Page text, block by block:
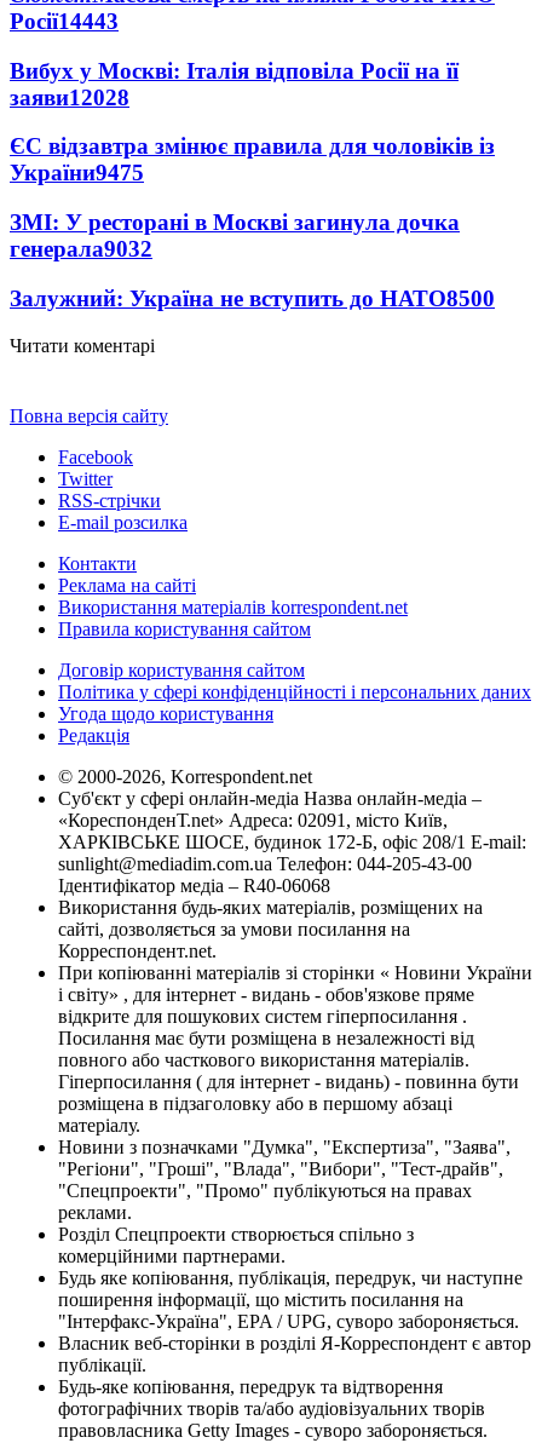
Росії14443
Вибух у Москві: Італія відповіла Росії на її
заяви12028
ЄС відзавтра змінює правила для чоловіків із
України9475
ЗМІ: У ресторані в Москві загинула дочка
генерала9032
Залужний: Україна не вступить до НАТО8500
Читати коментарі
Повна версія сайту
Facebook
Twitter
RSS-стрічки
E-mail розсилка
Контакти
Реклама на сайті
Використання матеріалів korrespondent.net
Правила користування сайтом
Договір користування сайтом
Політика у сфері конфіденційності і персональних даних
Угода щодо користування
Редакція
© 2000-2026, Korrespondent.net
Суб'єкт у сфері онлайн-медіа Назва онлайн-медіа –
«КореспонденТ.net» Адреса: 02091, місто Київ,
ХАРКІВСЬКЕ ШОСЕ, будинок 172-Б, офіс 208/1 E-mail:
sunlight@mediadim.com.ua Телефон: 044-205-43-00
Ідентифікатор медіа – R40-06068
Використання будь-яких матеріалів, розміщених на
сайті, дозволяється за умови посилання на
Корреспондент.net.
При копіюванні матеріалів зі сторінки « Новини України
і світу» , для інтернет - видань - обов'язкове пряме
відкрите для пошукових систем гіперпосилання .
Посилання має бути розміщена в незалежності від
повного або часткового використання матеріалів.
Гіперпосилання ( для інтернет - видань) - повинна бути
розміщена в підзаголовку або в першому абзаці
матеріалу.
Новини з позначками "Думка", "Експертиза", "Заява",
"Регіони", "Гроші", "Влада", "Вибори", "Тест-драйв",
"Спецпроекти", "Промо" публікуються на правах
реклами.
Розділ Спецпроекти створюється спільно з
комерційними партнерами.
Будь яке копіювання, публікація, передрук, чи наступне
поширення інформації, що містить посилання на
"Інтерфакс-Україна", EPA / UPG, суворо забороняється.
Власник веб-сторінки в розділі Я-Корреспондент є автор
публікації.
Будь-яке копіювання, передрук та відтворення
фотографічних творів та/або аудіовізуальних творів
правовласника Getty Images - суворо забороняється.